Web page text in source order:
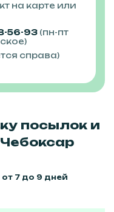
на карте или
56-93 (пн-пт
справа)
посылок и
7 до 9 дней